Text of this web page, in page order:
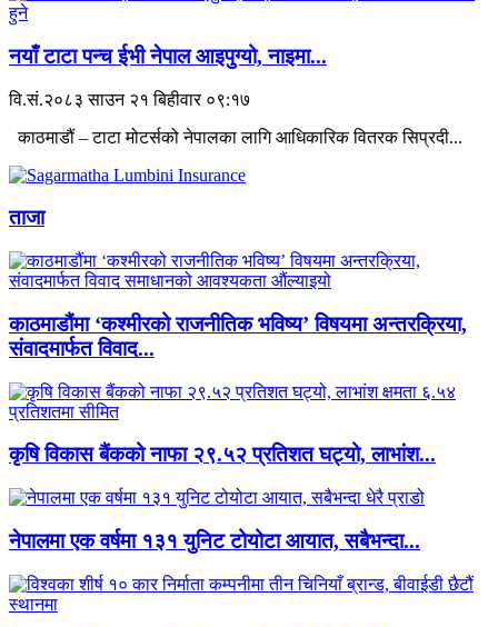
नयाँ टाटा पन्च ईभी नेपाल आइपुग्यो, नाइमा...
वि.सं.२०८३ साउन २१ बिहीवार ०९:१७
काठमाडौं – टाटा मोटर्सको नेपालका लागि आधिकारिक वितरक सिप्रदी...
ताजा
काठमाडौंमा ‘कश्मीरको राजनीतिक भविष्य’ विषयमा अन्तरक्रिया,
संवादमार्फत विवाद...
कृषि विकास बैंकको नाफा २९.५२ प्रतिशत घट्यो, लाभांश...
नेपालमा एक वर्षमा १३१ युनिट टोयोटा आयात, सबैभन्दा...